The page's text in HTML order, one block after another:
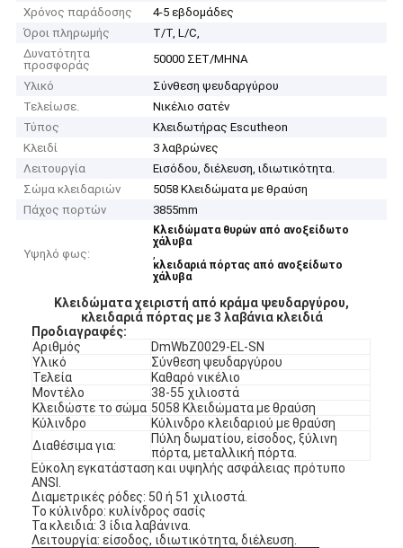
Χρόνος παράδοσης
4-5 εβδομάδες
Όροι πληρωμής
T/T, L/C,
Δυνατότητα
προσφοράς
50000 ΣΕΤ/ΜΗΝΑ
Υλικό
Σύνθεση ψευδαργύρου
Τελείωσε.
Νικέλιο σατέν
Τύπος
Κλειδωτήρας Escutheon
Κλειδί
3 λαβρώνες
Λειτουργία
Εισόδου, διέλευση, ιδιωτικότητα.
Σώμα κλειδαριών
5058 Κλειδώματα με θραύση
Πάχος πορτών
3855mm
Υψηλό φως:
Κλειδώματα θυρών από ανοξείδωτο
χάλυβα
,
κλειδαριά πόρτας από ανοξείδωτο
χάλυβα
Κλειδώματα χειριστή από κράμα ψευδαργύρου,
κλειδαριά πόρτας με 3 λαβάνια κλειδιά
Προδιαγραφές:
Αριθμός
DmWbZ0029-EL-SN
Υλικό
Σύνθεση ψευδαργύρου
Τελεία
Καθαρό νικέλιο
Μοντέλο
38-55 χιλιοστά
Κλειδώστε το σώμα 5058 Κλειδώματα με θραύση
Κύλινδρο
Κύλινδρο κλειδαριού με θραύση
Διαθέσιμα για:
Πύλη δωματίου, είσοδος, ξύλινη
πόρτα, μεταλλική πόρτα.
Εύκολη εγκατάσταση και υψηλής ασφάλειας πρότυπο
ANSI.
Διαμετρικές ρόδες: 50 ή 51 χιλιοστά.
Το κύλινδρο: κυλίνδρος σασίς
Τα κλειδιά: 3 ίδια λαβάνινα.
Λειτουργία: είσοδος, ιδιωτικότητα, διέλευση.